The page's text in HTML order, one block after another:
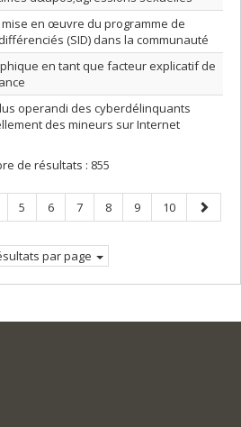
en œuvre du programme de
(SID) dans la communauté
en tant que facteur explicatif de
operandi des cyberdélinquants
des mineurs sur Internet
de résultats : 855
Page
5 Page
6 Page
7 Page
8 Page
9 Page
10
Page
par page